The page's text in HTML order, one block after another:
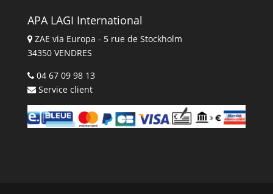
APA LAGI International
ZAE via Europa - 5 rue de Stockholm
34350 VENDRES
04 67 09 98 13
Service client